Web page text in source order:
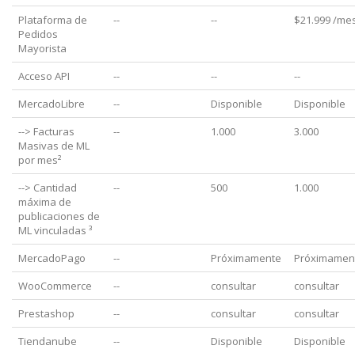
Plataforma de
Pedidos
Mayorista
-- -- $21.999 /
Acceso API -- --
--
MercadoLibre
-- Disponible
Disponible
--> Facturas
Masivas de ML
por mes²
-- 1.000 3.000
--> Cantidad
máxima de
publicaciones de
ML vinculadas ³
-- 500 1.000
MercadoPago -- Próximamente
WooCommerce
-- consultar
consultar
Prestashop
-- consultar
consultar
Tiendanube
-- Disponible
Disponible